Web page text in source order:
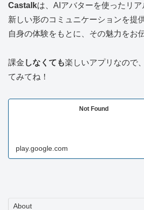
Castalkは、AIアバターを使ったリ
新しい形のコミュニケーションを提
自身の体験をもとに、その魅力をお
課金 しなくても楽しいアプリなので
てみてね！
Not Found
play.google.com
About